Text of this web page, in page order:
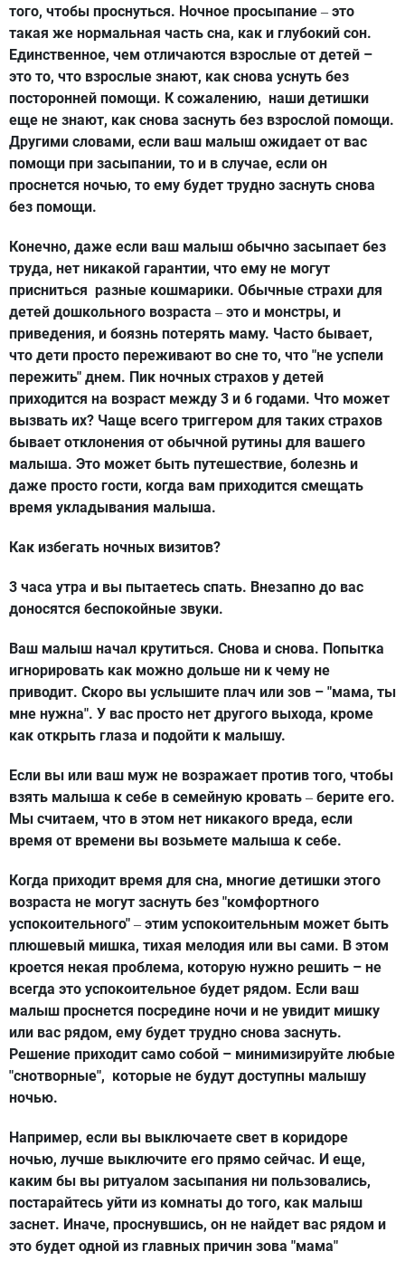
того, чтобы проснуться. Ночное просыпание – это
такая же нормальная часть сна, как и глубокий сон.
Единственное, чем отличаются взрослые от детей –
это то, что взрослые знают, как снова уснуть без
посторонней помощи. К сожалению, наши детишки
еще не знают, как снова заснуть без взрослой помощи.
Другими словами, если ваш малыш ожидает от вас
помощи при засыпании, то и в случае, если он
проснется ночью, то ему будет трудно заснуть снова
без помощи.
Конечно, даже если ваш малыш обычно засыпает без
труда, нет никакой гарантии, что ему не могут
присниться разные кошмарики. Обычные страхи для
детей дошкольного возраста – это и монстры, и
приведения, и боязнь потерять маму. Часто бывает,
что дети просто переживают во сне то, что "не успели
пережить" днем. Пик ночных страхов у детей
приходится на возраст между 3 и 6 годами. Что может
вызвать их? Чаще всего триггером для таких страхов
бывает отклонения от обычной рутины для вашего
малыша. Это может быть путешествие, болезнь и
даже просто гости, когда вам приходится смещать
время укладывания малыша.
Как избегать ночных визитов?
3 часа утра и вы пытаетесь спать. Внезапно до вас
доносятся беспокойные звуки.
Ваш малыш начал крутиться. Снова и снова. Попытка
игнорировать как можно дольше ни к чему не
приводит. Скоро вы услышите плач или зов – "мама, ты
мне нужна". У вас просто нет другого выхода, кроме
как открыть глаза и подойти к малышу.
Если вы или ваш муж не возражает против того, чтобы
взять малыша к себе в семейную кровать – берите его.
Мы считаем, что в этом нет никакого вреда, если
время от времени вы возьмете малыша к себе.
Когда приходит время для сна, многие детишки этого
возраста не могут заснуть без "комфортного
успокоительного" – этим успокоительным может быть
плюшевый мишка, тихая мелодия или вы сами. В этом
кроется некая проблема, которую нужно решить – не
всегда это успокоительное будет рядом. Если ваш
малыш проснется посредине ночи и не увидит мишку
или вас рядом, ему будет трудно снова заснуть.
Решение приходит само собой – минимизируйте любые
"снотворные", которые не будут доступны малышу
ночью.
Например, если вы выключаете свет в коридоре
ночью, лучше выключите его прямо сейчас. И еще,
каким бы вы ритуалом засыпания ни пользовались,
постарайтесь уйти из комнаты до того, как малыш
заснет. Иначе, проснувшись, он не найдет вас рядом и
это будет одной из главных причин зова "мама"